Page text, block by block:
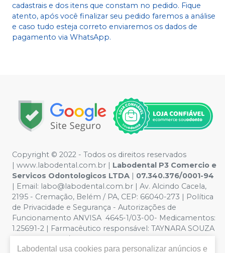
cadastrais e dos itens que constam no pedido. Fique
atento, após você finalizar seu pedido faremos a análise
e caso tudo esteja correto enviaremos os dados de
pagamento via WhatsApp.
Copyright © 2022 - Todos os direitos reservados
| www.labodental.com.br | Labodental P3 Comercio e
Servicos Odontologicos LTDA | 07.340.376/0001-94
| Email: labo@labodental.com.br | Av. Alcindo Cacela,
2195 - Cremação, Belém / PA, CEP: 66040-273 | Política
de Privacidade e Segurança - Autorizações de
Funcionamento ANVISA 4645-1/03-00- Medicamentos:
1.25691-2 | Farmacêutico responsável: TAYNARA SOUZA
MIRANDA. CRF/PA nº 6965 |
Segurança - Fotos meramente ilustrativas - Os preços e
Labodental usa cookies para personalizar anúncios e